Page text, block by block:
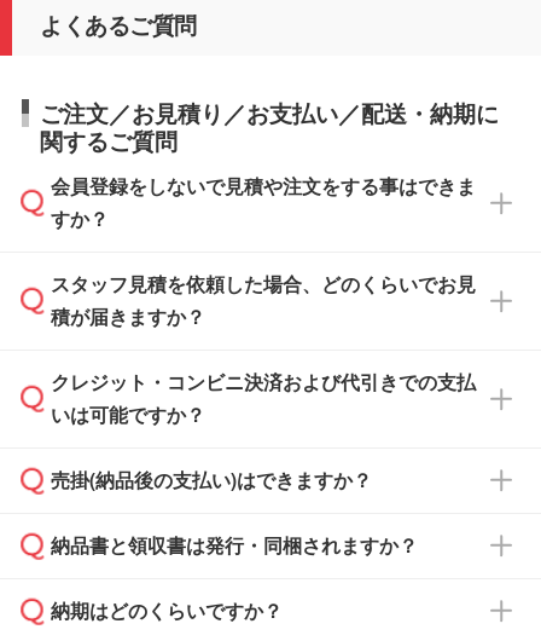
よくあるご質問
ご注文／お見積り／お支払い／配送・納期に
関するご質問
会員登録をしないで見積や注文をする事はできま
すか？
可能です。見積・注文フォームにて『ゲストの
まま進む』ボタンからお進みのうえ、ご依頼く
スタッフ見積を依頼した場合、どのくらいでお見
積が届きますか？
通常、翌営業日までにお送りしております。混
雑状況によっては、お時間をいただくこともご
依頼いただいた場合は、翌営業日以降のご連絡
クレジット・コンビニ決済および代引きでの支払
いは可能ですか？
銀行振込のみのご対応となります。
売掛(納品後の支払い)はできますか？
基本的には先入金をお願いしておりますが、自
どの場合は、月末締め翌月末払いに対応可能で
納品書と領収書は発行・同梱されますか？
納品書・領収書は ご依頼をいただいた場合の
納期はどのくらいですか？